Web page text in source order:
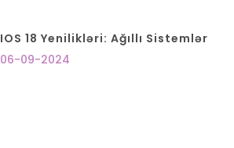
IOS 18 Yenilikləri: Ağıllı Sistemlər
06-09-2024